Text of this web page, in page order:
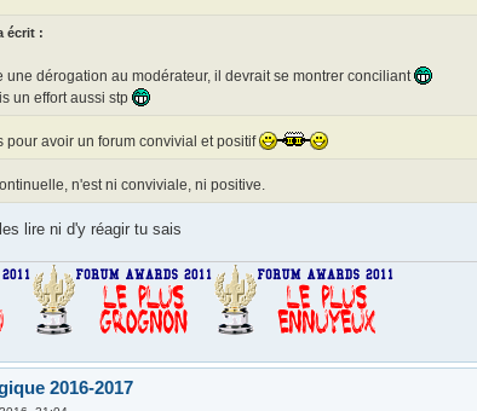
écrit :
une dérogation au modérateur, il devrait se montrer conciliant
un effort aussi stp
pour avoir un forum convivial et positif
n'est ni conviviale, ni positive.
lire ni d'y réagir tu sais
2016-2017